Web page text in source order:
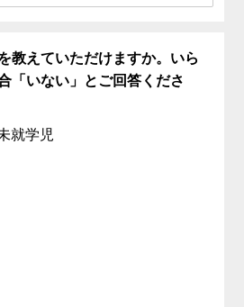
教えていただけますか。いら
「いない」とご回答くださ
就学児